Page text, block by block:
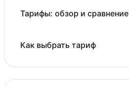
Тарифы: обзор и сравнение
Как выбрать тариф